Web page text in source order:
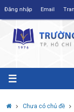
Đăng nhập Email
HomeChưa có chủ đề